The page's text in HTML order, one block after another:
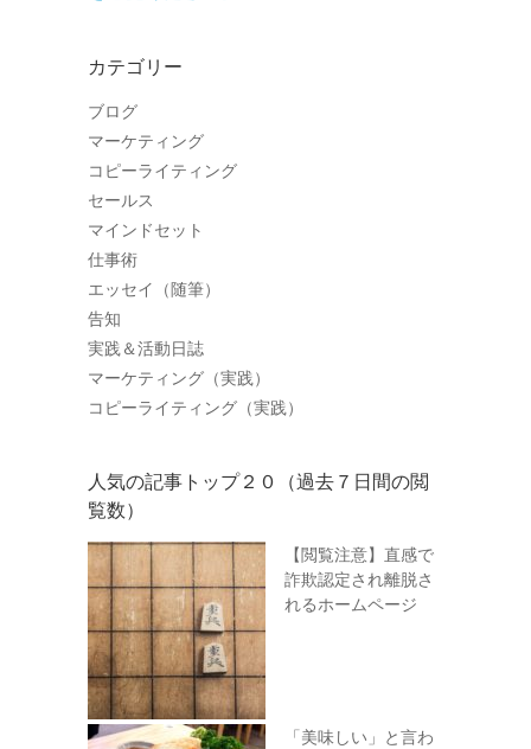
カテゴリー
ブログ
マーケティング
コピーライティング
セールス
マインドセット
仕事術
エッセイ（随筆）
告知
実践＆活動日誌
マーケティング（実践）
コピーライティング（実践）
人気の記事トップ２０（過去７日間の閲
覧数）
【閲覧注意】直感で
詐欺認定され離脱さ
れるホームページ
「美味しい」と言わ